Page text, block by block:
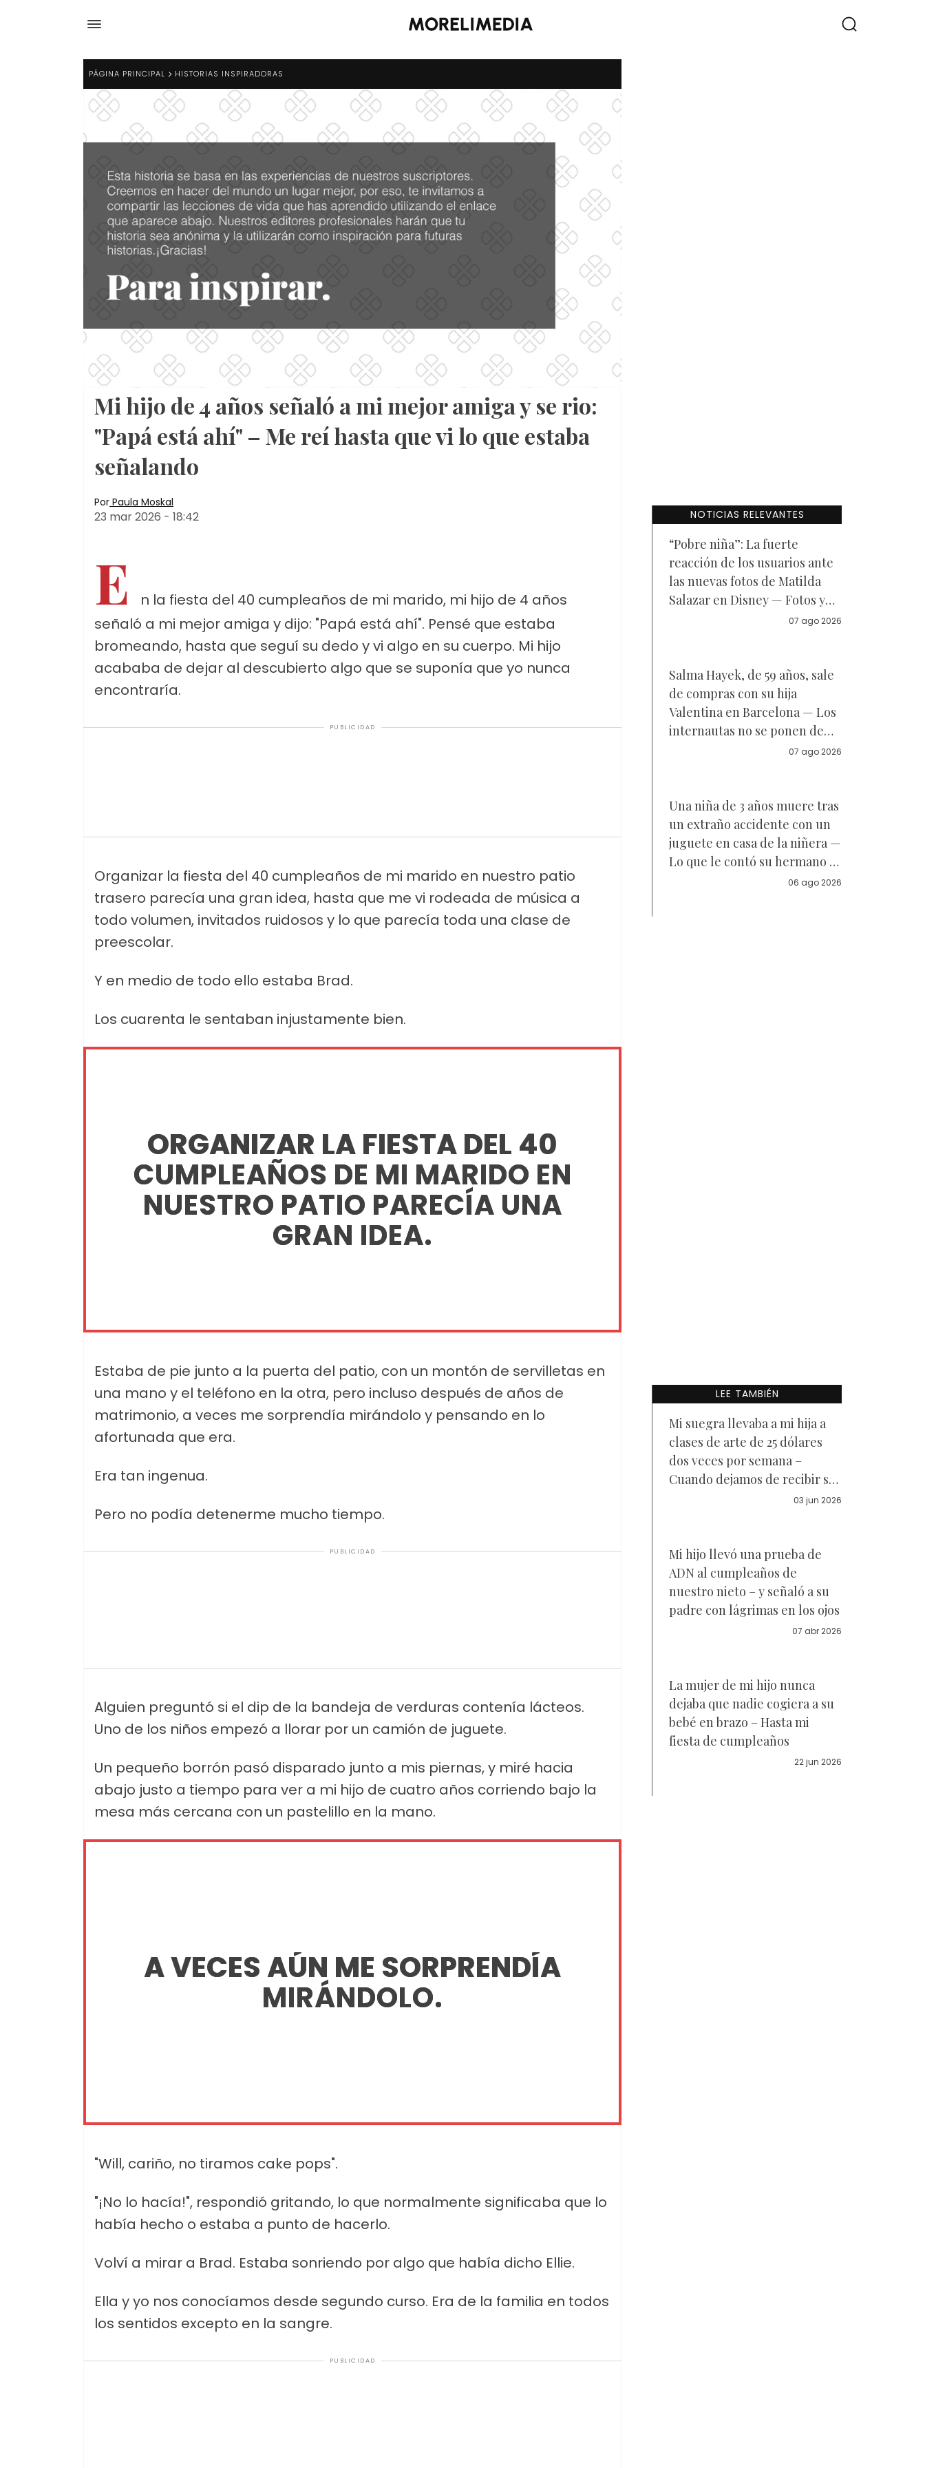
PÁGINA PRINCIPAL HISTORIAS INSPIRADORAS
Mi hijo de 4 años señaló a mi mejor amiga y se rio:
"Papá está ahí" – Me reí hasta que vi lo que estaba
señalando
Por Paula Moskal
23 mar 2026 - 18:42
E
n la fiesta del 40 cumpleaños de mi marido, mi hijo de 4 años
señaló a mi mejor amiga y dijo: "Papá está ahí". Pensé que estaba
bromeando, hasta que seguí su dedo y vi algo en su cuerpo. Mi hijo
acababa de dejar al descubierto algo que se suponía que yo nunca
encontraría.
PUBLICIDAD
Organizar la fiesta del 40 cumpleaños de mi marido en nuestro patio
trasero parecía una gran idea, hasta que me vi rodeada de música a
todo volumen, invitados ruidosos y lo que parecía toda una clase de
preescolar.
Y en medio de todo ello estaba Brad.
Los cuarenta le sentaban injustamente bien.
ORGANIZAR LA FIESTA DEL 40
CUMPLEAÑOS DE MI MARIDO EN
NUESTRO PATIO PARECÍA UNA
GRAN IDEA.
Estaba de pie junto a la puerta del patio, con un montón de servilletas en
una mano y el teléfono en la otra, pero incluso después de años de
matrimonio, a veces me sorprendía mirándolo y pensando en lo
afortunada que era.
Era tan ingenua.
Pero no podía detenerme mucho tiempo.
PUBLICIDAD
Alguien preguntó si el dip de la bandeja de verduras contenía lácteos.
Uno de los niños empezó a llorar por un camión de juguete.
Un pequeño borrón pasó disparado junto a mis piernas, y miré hacia
abajo justo a tiempo para ver a mi hijo de cuatro años corriendo bajo la
mesa más cercana con un pastelillo en la mano.
A VECES AÚN ME SORPRENDÍA
MIRÁNDOLO.
"Will, cariño, no tiramos cake pops".
"¡No lo hacía!", respondió gritando, lo que normalmente significaba que lo
había hecho o estaba a punto de hacerlo.
Volví a mirar a Brad. Estaba sonriendo por algo que había dicho Ellie.
Ella y yo nos conocíamos desde segundo curso. Era de la familia en todos
los sentidos excepto en la sangre.
PUBLICIDAD
NOTICIAS RELEVANTES
“Pobre niña”: La fuerte
reacción de los usuarios ante
las nuevas fotos de Matilda
Salazar en Disney — Fotos y
07 ago 2026
Salma Hayek, de 59 años, sale
de compras con su hija
Valentina en Barcelona — Los
internautas no se ponen de
acuerdo sobre a quién se07 ago 2026
Una niña de 3 años muere tras
un extraño accidente con un
juguete en casa de la niñera —
Lo que le contó su hermano a
06 ago 2026
LEE TAMBIÉN
Mi suegra llevaba a mi hija a
clases de arte de 25 dólares
dos veces por semana –
Cuando dejamos de recibir sus
proyectos de arte, sospeché
03 jun 2026
Mi hijo llevó una prueba de
ADN al cumpleaños de
nuestro nieto – y señaló a su
padre con lágrimas en los ojos
07 abr 2026
La mujer de mi hijo nunca
dejaba que nadie cogiera a su
bebé en brazo – Hasta mi
fiesta de cumpleaños
22 jun 2026